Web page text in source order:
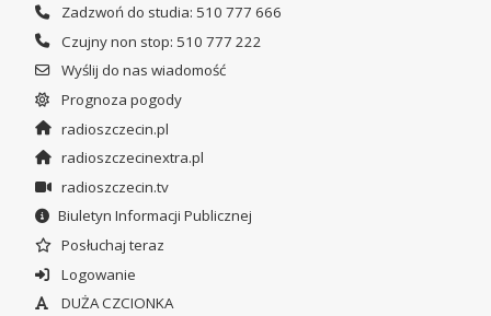
Zadzwoń do studia: 510 777 666
Czujny non stop: 510 777 222
Wyślij do nas wiadomość
Prognoza pogody
radioszczecin.pl
radioszczecinextra.pl
radioszczecin.tv
Biuletyn Informacji Publicznej
Posłuchaj teraz
Logowanie
DUŻA CZCIONKA